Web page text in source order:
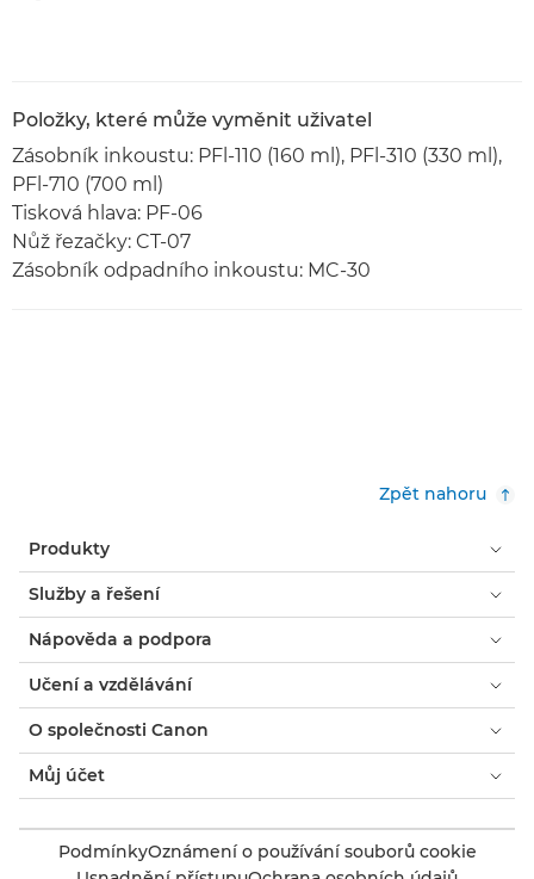
Položky, které může vyměnit uživatel
Zásobník inkoustu: PFl-110 (160 ml), PFl-310 (330 ml),
PFl-710 (700 ml)
Tisková hlava: PF-06
Nůž řezačky: CT-07
Zásobník odpadního inkoustu: MC-30
Zpět nahoru
Produkty
Služby a řešení
Nápověda a podpora
Učení a vzdělávání
O společnosti Canon
Můj účet
PodmínkyOznámení o používání souborů cookie